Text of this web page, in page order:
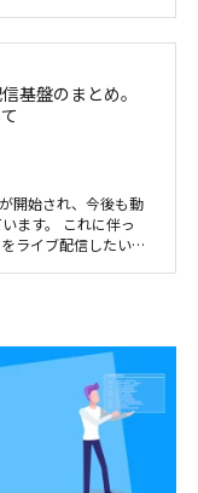
基盤のまとめ。
開始され、今後も動
ます。 これに伴っ
ライブ配信したいと